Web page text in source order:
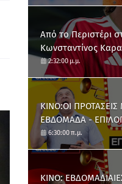
Από το Περιστέρι
Κωνσταντίνος
Μπάγερν Μονάχου
2:32:00 μ.μ.
ΚΙΝΟ:ΟΙ
ΕΒΔΟΜΑΔΑ -
ΑΡΙΘΜΩΝ
6:30:00 π.μ.
ΚΙΝΟ: ΕΒΔΟΜΑΔΙΑΙΕΣ ΠΡΟΤΑΣΕΙΣ ΓΙΑ